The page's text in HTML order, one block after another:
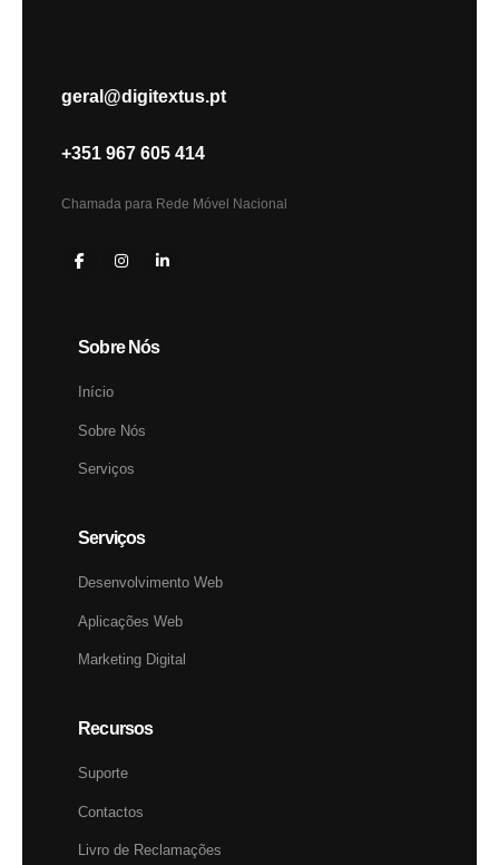
geral@digitextus.pt
+351 967 605 414
Chamada para Rede Móvel Nacional
Sobre Nós
Início
Sobre Nós
Serviços
Serviços
Desenvolvimento Web
Aplicações Web
Marketing Digital
Recursos
Suporte
Contactos
Livro de Reclamações